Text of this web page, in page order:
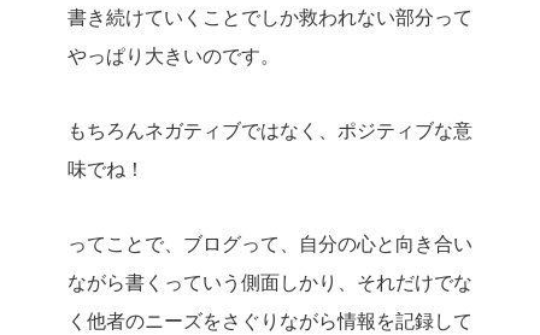
書き続けていくことでしか救われない部分って
やっぱり大きいのです。
もちろんネガティブではなく、ポジティブな意
味でね！
ってことで、ブログって、自分の心と向き合い
ながら書くっていう側面しかり、それだけでな
く他者のニーズをさぐりながら情報を記録して